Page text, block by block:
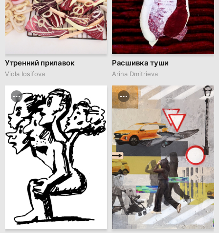
Утренний прилавок
Viola Iosifova
Расшивка туши
Arina Dmitrieva